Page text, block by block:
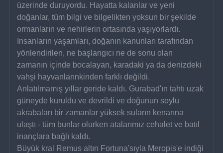
üzerinde duruyordu. Hayatta kalanlar ve yeni
doğanlar, tüm bilgi ve bilgelikten yoksun bir şekilde
ormanların ve nehirlerin ortasında yaşıyorlardı.
İnsanların yaşamları, doğanın kanunları tarafından
yönlendirilen, ne başlangıcı ne de sonu olan
zamanın içinde bocalayan, karadaki ya da denizdeki
vahşi hayvanlarınkinden farklı değildi.
Anlatılmamış yıllar geride kaldı. Gurabad'ın tahtı uzak
güneyde kuruldu ve devrildi ve doğunun soylu
akrabaları bir zamanlar yüksek suların kenarına
ulaştı - tüm bunlar olurken atalarımız cehalet ve batıl
inançlara bağlı kaldı.
Büyük kral Remus altın Fortuna'sıyla Meropis'e indiği